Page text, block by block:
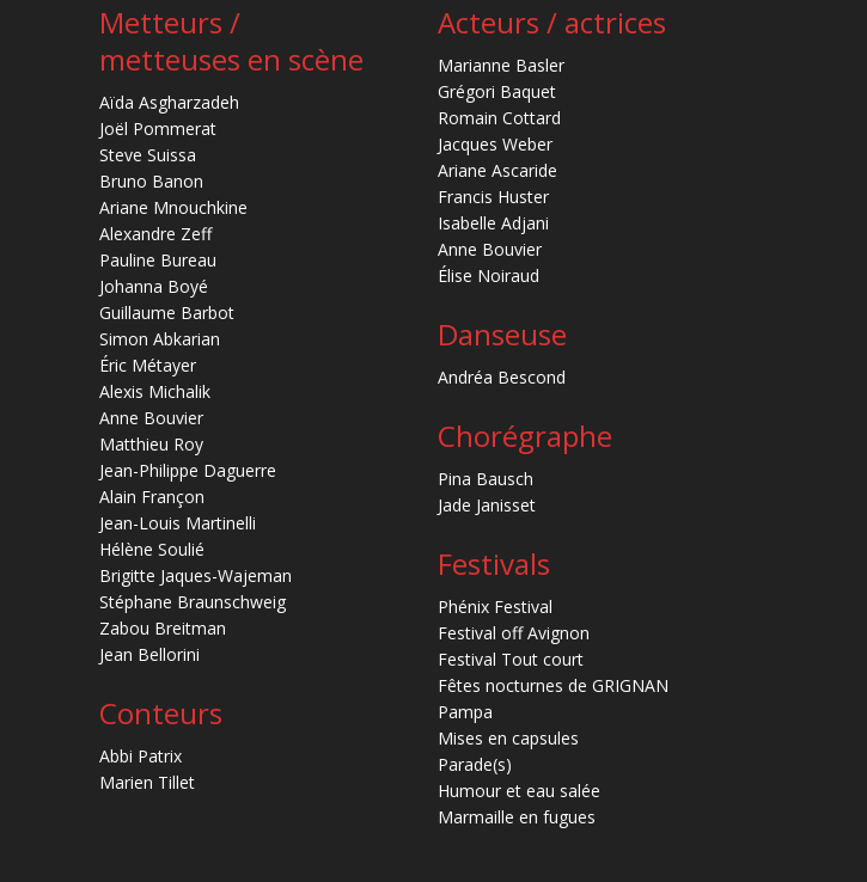
Metteurs /
metteuses en scène
Aïda Asgharzadeh
Joël Pommerat
Steve Suissa
Bruno Banon
Ariane Mnouchkine
Alexandre Zeff
Pauline Bureau
Johanna Boyé
Guillaume Barbot
Simon Abkarian
Éric Métayer
Alexis Michalik
Anne Bouvier
Matthieu Roy
Jean-Philippe Daguerre
Alain Françon
Jean-Louis Martinelli
Hélène Soulié
Brigitte Jaques-Wajeman
Stéphane Braunschweig
Zabou Breitman
Jean Bellorini
Conteurs
Abbi Patrix
Marien Tillet
Acteurs / actrices
Marianne Basler
Grégori Baquet
Romain Cottard
Jacques Weber
Ariane Ascaride
Francis Huster
Isabelle Adjani
Anne Bouvier
Élise Noiraud
Danseuse
Andréa Bescond
Chorégraphe
Pina Bausch
Jade Janisset
Festivals
Phénix Festival
Festival off Avignon
Festival Tout court
Fêtes nocturnes de GRIGNAN
Pampa
Mises en capsules
Parade(s)
Humour et eau salée
Marmaille en fugues